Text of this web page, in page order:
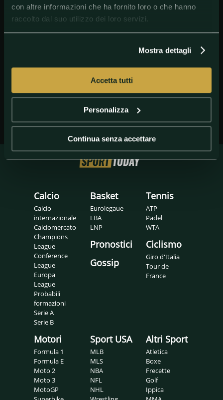
con altre informazioni che ha fornito loro o che hanno
raccolto dal suo utilizzo dei loro servizi.
Mostra dettagli
Accetta tutti
Personalizza
Continua senza accettare
Calcio
Calcio
internazionale
Calciomercato
Champions
League
Conference
League
Europa
League
Probabili
formazioni
Serie A
Serie B
Basket
Eurolegaue
LBA
LNP
Pronostici
Gossip
Tennis
ATP
Padel
WTA
Ciclismo
Giro d'Italia
Tour de
France
Motori
Formula 1
Formula E
Moto 2
Moto 3
MotoGP
Sport USA
MLB
MLS
NBA
NFL
NHL
Altri Sport
Atletica
Boxe
Frecette
Golf
Ippica